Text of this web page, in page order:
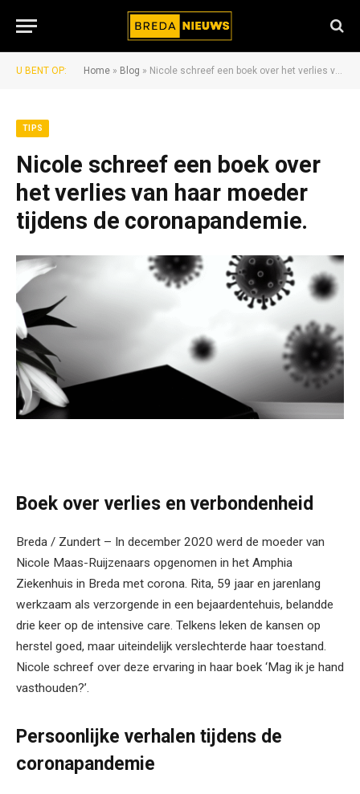
U BENT OP: Home » Blog » Nicole schreef een boek over het verlies van haar moeder tijdens de coronapandemie.
TIPS
Nicole schreef een boek over
het verlies van haar moeder
tijdens de coronapandemie.
Boek over verlies en verbondenheid
Breda / Zundert – In december 2020 werd de moeder van
Nicole Maas-Ruijzenaars opgenomen in het Amphia
Ziekenhuis in Breda met corona. Rita, 59 jaar en jarenlang
werkzaam als verzorgende in een bejaardentehuis, belandde
drie keer op de intensive care. Telkens leken de kansen op
herstel goed, maar uiteindelijk verslechterde haar toestand.
Nicole schreef over deze ervaring in haar boek ‘Mag ik je hand
vasthouden?’.
Persoonlijke verhalen tijdens de
coronapandemie